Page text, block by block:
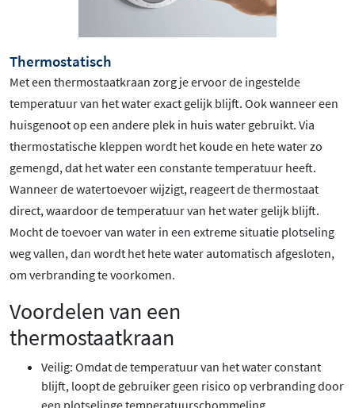
Thermostatisch
Met een thermostaatkraan zorg je ervoor de ingestelde
temperatuur van het water exact gelijk blijft. Ook wanneer een
huisgenoot op een andere plek in huis water gebruikt. Via
thermostatische kleppen wordt het koude en hete water zo
gemengd, dat het water een constante temperatuur heeft.
Wanneer de watertoevoer wijzigt, reageert de thermostaat
direct, waardoor de temperatuur van het water gelijk blijft.
Mocht de toevoer van water in een extreme situatie plotseling
weg vallen, dan wordt het hete water automatisch afgesloten,
om verbranding te voorkomen.
Voordelen van een
thermostaatkraan
Veilig: Omdat de temperatuur van het water constant
blijft, loopt de gebruiker geen risico op verbranding door
een plotselinge temperatuurschommeling.